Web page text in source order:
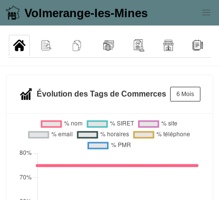
Volmerange-les-Mines
Évolution des Tags de Commerces 6 Mois